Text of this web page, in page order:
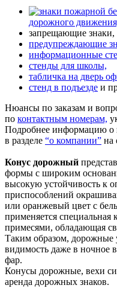
дорожного
запрещающие знаки,
предупреждающие
информационные
стенды для школы,
табличка на дверь
стенд в подъезде и
Нюансы по заказам и
по контактным номерам,
Подробнее информацию о
в разделе “о компании” на
Конус дорожный
формы с широким
высокую устойчивость к
приспособлений
или оранжевый цвет с
применяется специальная
примесями, обладающая
Таким образом, дорожные
видимость даже в ночное
фар.
Конусы дорожные, вехи
аренда дорожных знаков.